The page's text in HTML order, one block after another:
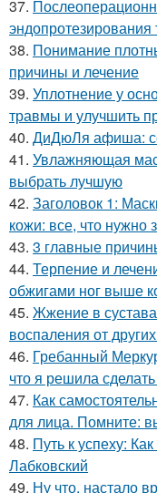
37.
эндопротезирования
38. Понимание
причины и лечение
39. Уплотнение у
травмы и улучшить
40. ДиДюЛя афиша:
41. Увлажняющая
выбрать лучшую
42. Заголовок 1:
кожи: все, что нужно
43. 3 главные
44. Терпение и
обжигами ног выше
45. Жжение в
воспаления от
46. Гребанный
что я решила
47. Как
для лица. Помните:
48. Путь к успеху:
Лабковский
49. Ну что, настало